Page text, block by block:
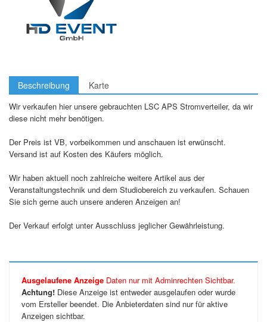
Beschreibung Karte
Wir verkaufen hier unsere gebrauchten LSC APS Stromverteiler, da wir
diese nicht mehr benötigen.
Der Preis ist VB, vorbeikommen und anschauen ist erwünscht.
Versand ist auf Kosten des Käufers möglich.
Wir haben aktuell noch zahlreiche weitere Artikel aus der
Veranstaltungstechnik und dem Studiobereich zu verkaufen. Schauen
Sie sich gerne auch unsere anderen Anzeigen an!
Der Verkauf erfolgt unter Ausschluss jeglicher Gewährleistung.
Ausgelaufene Anzeige Daten nur mit Adminrechten Sichtbar.
Achtung! Diese Anzeige ist entweder ausgelaufen oder wurde
vom Ersteller beendet. Die Anbieterdaten sind nur für aktive
Anzeigen sichtbar.